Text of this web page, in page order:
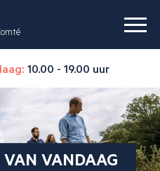
10.00 - 19.00 uur
VANDAAG